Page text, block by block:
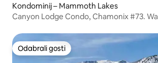
Kondominij – Mammoth Lakes
Canyon Lodge Condo, Chamonix #73.
Odabrali gosti
Odabrali gosti